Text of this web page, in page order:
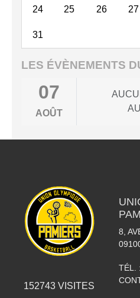
24 25 26 27
31
LES ÉVÈNEMENTS
07
AOÛT
152743 VISITES
8,
TÉL. :